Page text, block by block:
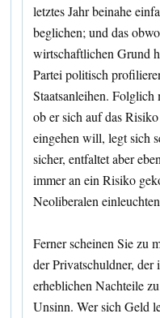
letztes Jahr beinahe
beglichen; und das
wirtschaftlichen Grund
Partei politisch
Staatsanleihen. Folglich
ob er sich auf das
eingehen will, legt sich
sicher, entfaltet aber
immer an ein Risiko
Neoliberalen
Ferner scheinen Sie zu
der Privatschuldner,
erheblichen Nachteile
Unsinn. Wer sich Geld